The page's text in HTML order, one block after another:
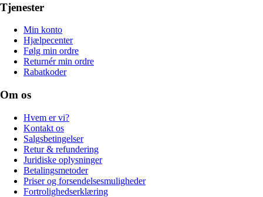
Tjenester
Min konto
Hjælpecenter
Følg min ordre
Returnér min ordre
Rabatkoder
Om os
Hvem er vi?
Kontakt os
Salgsbetingelser
Retur & refundering
Juridiske oplysninger
Betalingsmetoder
Priser og forsendelsesmuligheder
Fortrolighedserklæring